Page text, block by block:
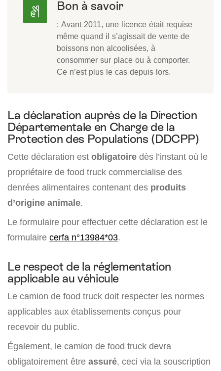
Bon à savoir
: Avant 2011, une licence était requise
même quand il s’agissait de vente de
boissons non alcoolisées, à
consommer sur place ou à comporter.
Ce n’est plus le cas depuis lors.
La déclaration auprès de la Direction
Départementale en Charge de la
Protection des Populations (DDCPP)
Cette déclaration est obligatoire dès l’instant où le
propriétaire de food truck commercialise des
denrées alimentaires contenant des produits
d’origine animale.
Le formulaire pour effectuer cette déclaration est le
formulaire cerfa n°13984*03.
Le respect de la réglementation
applicable au véhicule
Le camion de food truck doit respecter les normes
applicables aux établissements conçus pour
recevoir du public.
Également, le camion de food truck devra
obligatoirement être assuré, ceci via la souscription